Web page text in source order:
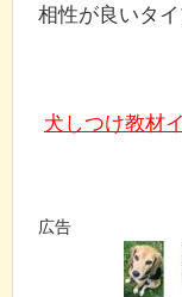
相性が良いタ
犬しつけ教材
広告